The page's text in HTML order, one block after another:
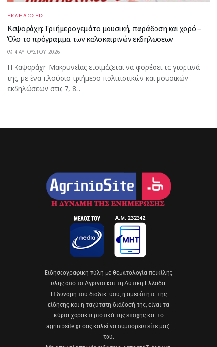
ΕΚΔΗΛΩΣΕΙΣ
Καψοράχη: Τριήμερο γεμάτο μουσική, παράδοση και χορό –
Όλο το πρόγραμμα των καλοκαιρινών εκδηλώσεων
4 ΑΥΓΟΎΣΤΟΥ, 2026
Η Καψοράχη Μακρυνείας ετοιμάζεται να φορέσει τα γιορτινά
της, με ένα πλούσιο τριήμερο πολιτιστικών και μουσικών
εκδηλώσεων στις 7, 8...
Eιδησεογραφική πύλη με θεματολογία ποικίλης
ύλης από το Αγρίνιο και τη Δυτική Ελλάδα.
Η δύναμη του διαδικτύου, η αμεσότητα της
είδησης και η ταχύτατη διάδοσή της, είναι τα
κύρια χαρακτηριστικά της εποχής και το
agriniosite.gr σας καλεί να συμπορευτείτε μαζί
του.